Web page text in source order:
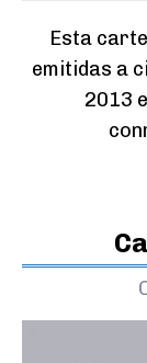
Esta
emitidas a
2013